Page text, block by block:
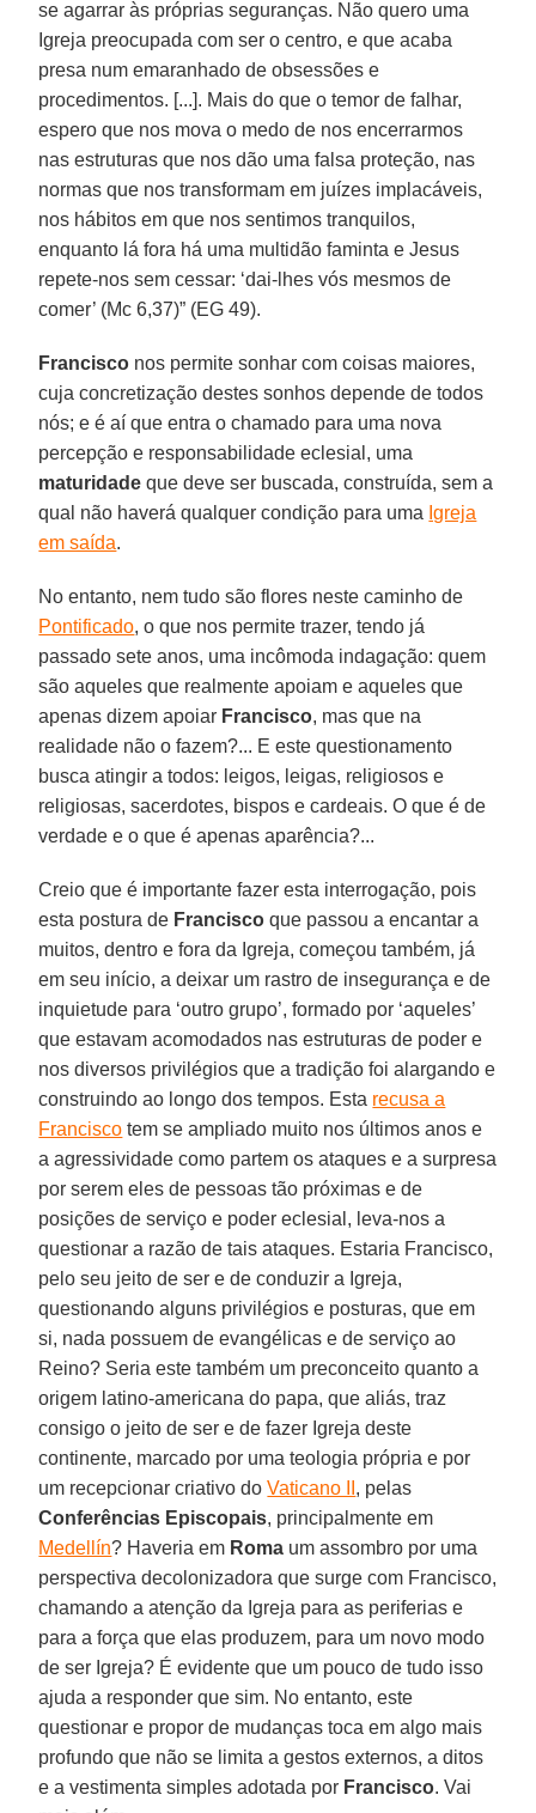
se agarrar às próprias seguranças. Não quero uma
Igreja preocupada com ser o centro, e que acaba
presa num emaranhado de obsessões e
procedimentos. [...]. Mais do que o temor de falhar,
espero que nos mova o medo de nos encerrarmos
nas estruturas que nos dão uma falsa proteção, nas
normas que nos transformam em juízes implacáveis,
nos hábitos em que nos sentimos tranquilos,
enquanto lá fora há uma multidão faminta e Jesus
repete-nos sem cessar: ‘dai-lhes vós mesmos de
comer’ (Mc 6,37)” (EG 49).
Francisco nos permite sonhar com coisas maiores,
cuja concretização destes sonhos depende de todos
nós; e é aí que entra o chamado para uma nova
percepção e responsabilidade eclesial, uma
maturidade que deve ser buscada, construída, sem a
qual não haverá qualquer condição para uma Igreja
em saída.
No entanto, nem tudo são flores neste caminho de
Pontificado, o que nos permite trazer, tendo já
passado sete anos, uma incômoda indagação: quem
são aqueles que realmente apoiam e aqueles que
apenas dizem apoiar Francisco, mas que na
realidade não o fazem?... E este questionamento
busca atingir a todos: leigos, leigas, religiosos e
religiosas, sacerdotes, bispos e cardeais. O que é de
verdade e o que é apenas aparência?...
Creio que é importante fazer esta interrogação, pois
esta postura de Francisco que passou a encantar a
muitos, dentro e fora da Igreja, começou também, já
em seu início, a deixar um rastro de insegurança e de
inquietude para ‘outro grupo’, formado por ‘aqueles’
que estavam acomodados nas estruturas de poder e
nos diversos privilégios que a tradição foi alargando e
construindo ao longo dos tempos. Esta recusa a
Francisco tem se ampliado muito nos últimos anos e
a agressividade como partem os ataques e a surpresa
por serem eles de pessoas tão próximas e de
posições de serviço e poder eclesial, leva-nos a
questionar a razão de tais ataques. Estaria Francisco,
pelo seu jeito de ser e de conduzir a Igreja,
questionando alguns privilégios e posturas, que em
si, nada possuem de evangélicas e de serviço ao
Reino? Seria este também um preconceito quanto a
origem latino-americana do papa, que aliás, traz
consigo o jeito de ser e de fazer Igreja deste
continente, marcado por uma teologia própria e por
um recepcionar criativo doVaticano II , pelas
Conferências Episcopais, principalmente em
Medellín? Haveria em Roma um assombro por uma
perspectiva decolonizadora que surge com Francisco,
chamando a atenção da Igreja para as periferias e
para a força que elas produzem, para um novo modo
de ser Igreja? É evidente que um pouco de tudo isso
ajuda a responder que sim. No entanto, este
questionar e propor de mudanças toca em algo mais
profundo que não se limita a gestos externos, a ditos
e a vestimenta simples adotada por Francisco. Vai